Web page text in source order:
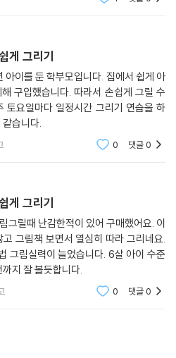
게 그리기
아이를 둔 학부모입니다. 집에서 쉽게 아
구입했습니다. 따라서 손쉽게 그릴 수
토요일마다 일정시간 그리기 연습을 하
습니다.
0 댓글0
게 그리기
그릴때 난감한적이 있어 구매했어요. 이
그림책 보면서 열심히 따라 그리네요.
그림실력이 늘었습니다. 6살 아이 수준
지 잘 볼듯합니다.
0 댓글0